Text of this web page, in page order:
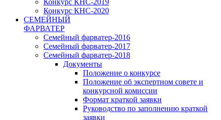
Конкурс КНС-2019
Конкурс КНС-2020
СЕМЕЙНЫЙ
ФАРВАТЕР
Семейный фарватер-2016
Семейный фарватер-2017
Семейный фарватер-2018
Документы
Положение о конкурсе
Положение об экспертном совете и
конкурсной комиссии
Формат краткой заявки
Руководство по заполнению краткой
заявки